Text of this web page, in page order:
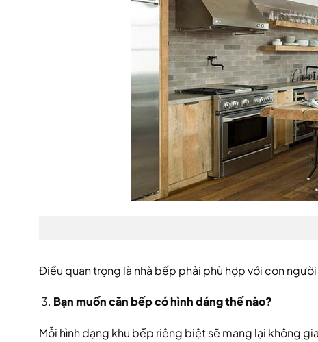
Điều quan trọng là nhà bếp phải phù hợp với con người
Bạn muốn căn bếp có hình dáng thế nào?
Mỗi hình dạng khu bếp riêng biệt sẽ mang lại không